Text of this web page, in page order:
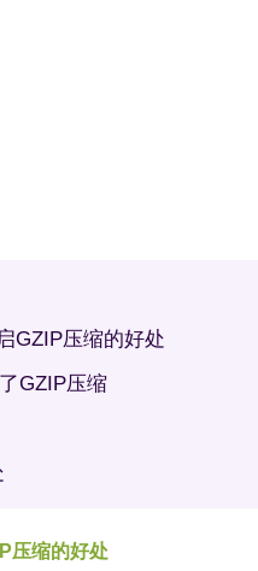
GZIP压缩的好处
GZIP压缩
压缩的好处